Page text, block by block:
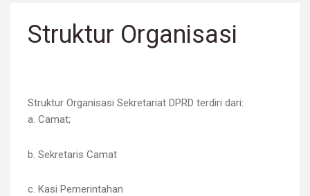
Struktur Organisasi
Struktur Organisasi Sekretariat DPRD terdiri dari:
a. Camat;
b. Sekretaris Camat
c. Kasi Pemerintahan